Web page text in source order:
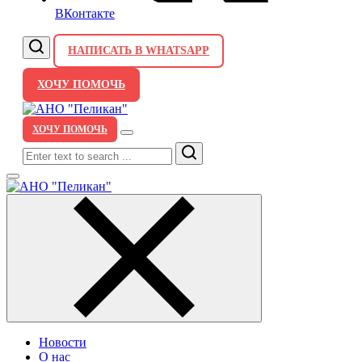
ВКонтакте
НАПИСАТЬ В WHATSAPP
ХОЧУ ПОМОЧЬ
ХОЧУ ПОМОЧЬ
Search
Новости
О нас